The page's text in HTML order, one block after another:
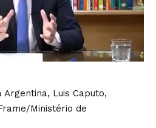
Luis Caputo,
Ministério de